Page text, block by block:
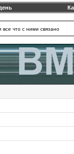
что с ними связано